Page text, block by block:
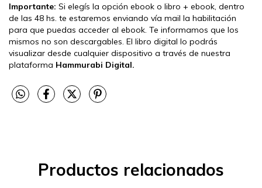
Importante: Si elegís la opción ebook o libro + ebook, dentro
de las 48 hs. te estaremos enviando vía mail la habilitación
para que puedas acceder al ebook. Te informamos que los
mismos no son descargables. El libro digital lo podrás
visualizar desde cualquier dispositivo a través de nuestra
plataforma Hammurabi Digital.
Productos relacionados